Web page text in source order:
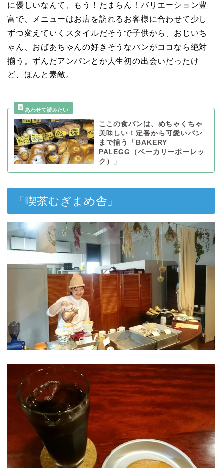
に優しいなんて、もう！たまらん！バリエーション豊
富で、メニューはお店を訪れるお客様に合わせて少し
ずつ変えていくスタイルだそうで子供から、おじいち
ゃん、おばあちゃんの好きそうなパンがココなら絶対
揃う。ずんだアンパンとか人生初の出会いだったけ
ど、ほんと素敵。
ここの食パンは、めちゃくちゃ
美味しい！定番から可愛いパン
まで揃う「BAKERY
PALEGG（ベーカリーポーレッ
ク）」
「喫茶むぎまめ舎」